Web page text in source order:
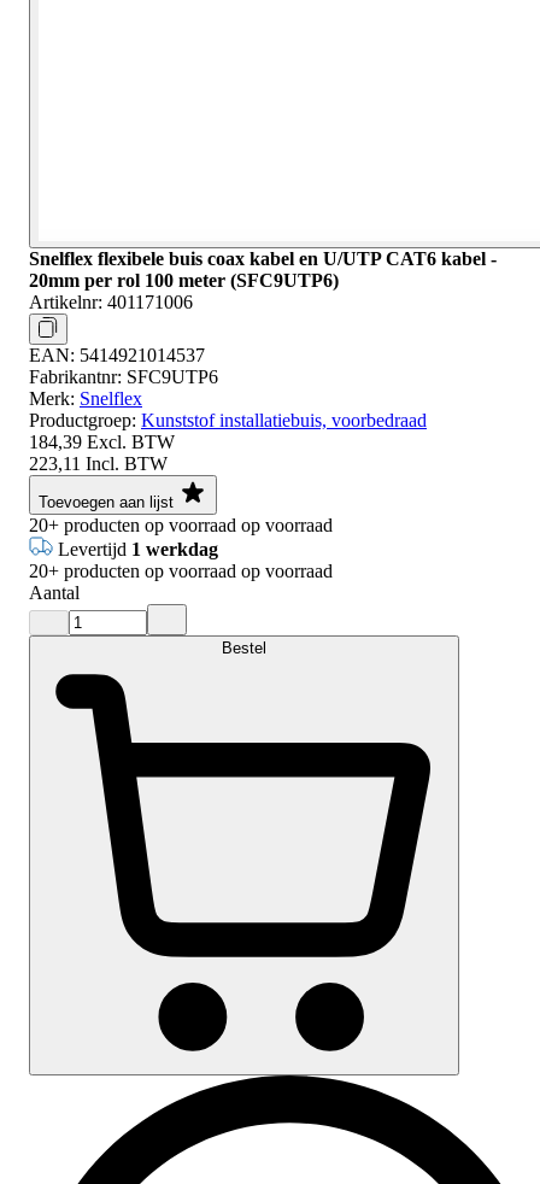
Snelflex flexibele buis coax kabel en U/UTP CAT6 kabel -
20mm per rol 100 meter (SFC9UTP6)
Artikelnr: 401171006
EAN: 5414921014537
Fabrikantnr: SFC9UTP6
Merk: Snelflex
Productgroep: Kunststof installatiebuis, voorbedraad
184,39 Excl. BTW
223,11 Incl. BTW
Toevoegen aan lijst
20+ producten op voorraad op voorraad
Levertijd 1 werkdag
20+ producten op voorraad op voorraad
Aantal
Bestel